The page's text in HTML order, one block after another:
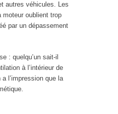
autres véhicules. Les
moteur oublient trop
par un dépassement
: quelqu’un sait-il
à l’intérieur de
a l’impression que la